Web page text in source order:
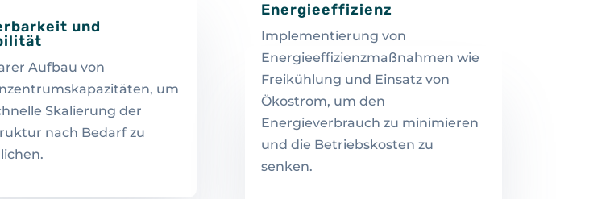
und
Aufbau von
um
Skalierung der
nach Bedarf zu
Energieeffizienz
Implementierung von
Energieeffizienzmaßnahmen wie
Freikühlung und Einsatz von
Ökostrom, um den
Energieverbrauch zu minimieren
und die Betriebskosten zu
senken.